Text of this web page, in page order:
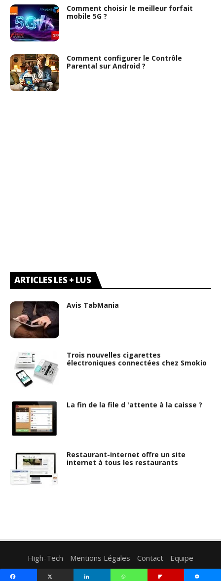
Comment choisir le meilleur forfait
mobile 5G ?
Comment configurer le Contrôle
Parental sur Android ?
ARTICLES LES + LUS
Avis TabMania
Trois nouvelles cigarettes
électroniques connectées chez Smokio
La fin de la file d 'attente à la caisse ?
Restaurant-internet offre un site
internet à tous les restaurants
High-Tech Mentions Légales Contact
Equipe
Plan du site
Cookie Policy (EU)